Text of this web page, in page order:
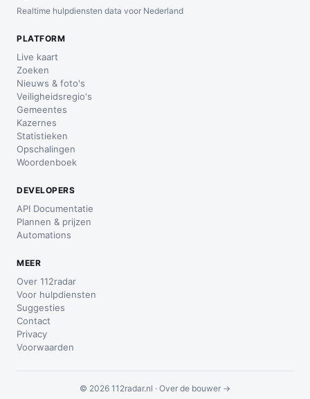
Realtime hulpdiensten data voor Nederland
PLATFORM
Live kaart
Zoeken
Nieuws & foto's
Veiligheidsregio's
Gemeentes
Kazernes
Statistieken
Opschalingen
Woordenboek
DEVELOPERS
API Documentatie
Plannen & prijzen
Automations
MEER
Over 112radar
Voor hulpdiensten
Suggesties
Contact
Privacy
Voorwaarden
© 2026 112radar.nl · Over de bouwer →